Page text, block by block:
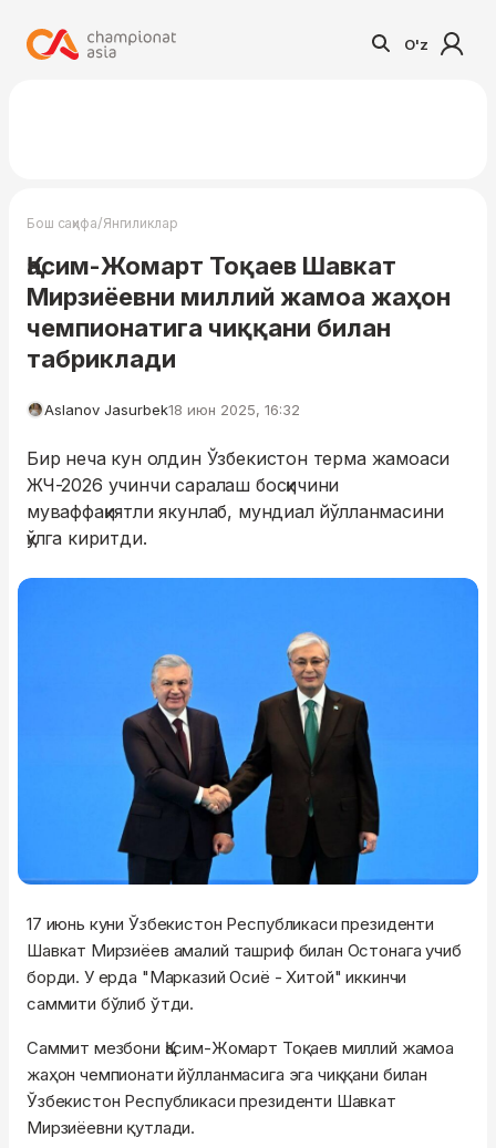
O'z
Бош саҳифа/Янгиликлар
Қасим-Жомарт Тоқаев Шавкат
Мирзиёевни миллий жамоа жаҳон
чемпионатига чиққани билан
табриклади
Aslanov Jasurbek18 июн 2025, 16:32
Бир неча кун олдин Ўзбекистон терма жамоаси
ЖЧ-2026 учинчи саралаш босқичини
муваффақиятли якунлаб, мундиал йўлланмасини
қўлга киритди.
17 июнь куни Ўзбекистон Республикаси президенти
Шавкат Мирзиёев амалий ташриф билан Остонага учиб
борди. У ерда "Марказий Осиё - Хитой" иккинчи
саммити бўлиб ўтди.
Саммит мезбони Қасим-Жомарт Тоқаев миллий жамоа
жаҳон чемпионати йўлланмасига эга чиққани билан
Ўзбекистон Республикаси президенти Шавкат
Мирзиёевни қутлади.